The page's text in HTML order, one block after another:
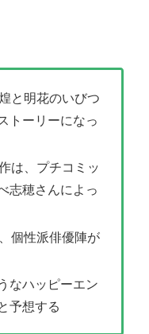
と明花のいびつ
トーリーになっ
は、プチコミッ
志穂さんによっ
個性派俳優陣が
なハッピーエン
予想する